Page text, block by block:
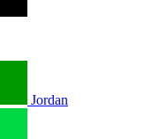
Jordan